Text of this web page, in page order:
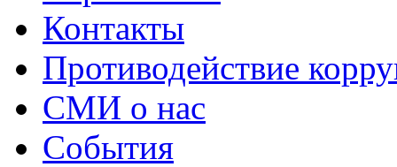
Контакты
Противодействие
СМИ о нас
События